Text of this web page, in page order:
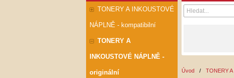
TONERY A INKOUSTOVÉ
NÁPLNĚ - kompatibilní
TONERY A
INKOUSTOVÉ NÁPLNĚ -
originální Úvod / TONERY